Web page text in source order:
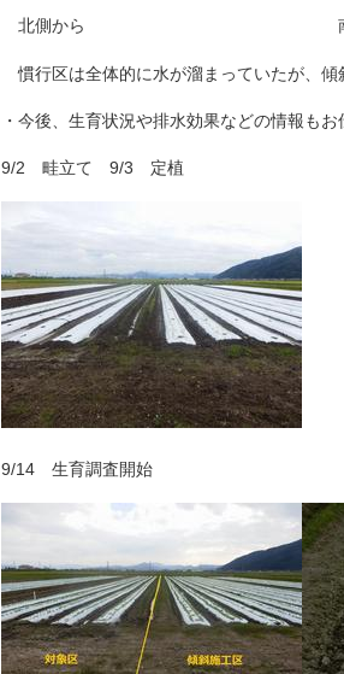
北側から 南側
慣行区は全体的に水が溜まっていたが、傾
・今後、生育状況や排水効果などの情報もお
9/2 畦立て 9/3 定植
9/14 生育調査開始